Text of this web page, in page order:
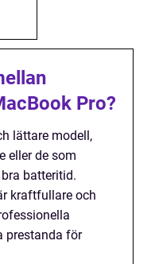
Pro?
lättare modell,
eller de som
batteritid.
kraftfullare och
prestanda för